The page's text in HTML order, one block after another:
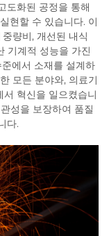
도화된 공정을 통해
현할 수 있습니다. 이
량비, 개선된 내식
기계적 성능을 가진
에서 소재를 설계하
모든 분야와, 의료기
혁신을 일으켰습니
성을 보장하여 품질
다.